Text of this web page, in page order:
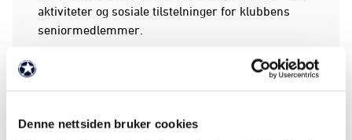
Denne nettsiden bruker cookies
aktiviteter og sosiale tilstelninger for klubbens
seniormedlemmer.
Seniorgruppas styre i 2026:
Carsten Jacobsen - leder
E-post:carsten@fkjerv.no